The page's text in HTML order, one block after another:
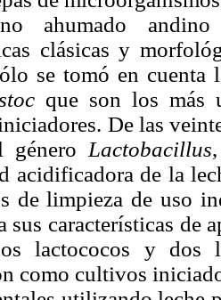
ahumado
clásicas y
se tomó en cuenta
que son los más
De las
Lactobacillus
acidificadora de la
de limpieza de uso
sus características de
lactococos y dos
como cultivos